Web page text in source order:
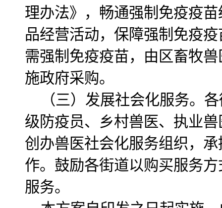
理办法》，畅通强制免疫疫
品经营活动，保障强制免疫
需强制免疫疫苗，由区畜牧
施政府采购。
（三）发展社会化服务。
级防疫员、乡村兽医、执业
创办兽医社会化服务组织，
作。鼓励各街道以购买服务
服务。